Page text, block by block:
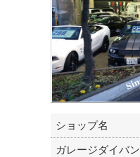
ショップ名
ガレージダイバン